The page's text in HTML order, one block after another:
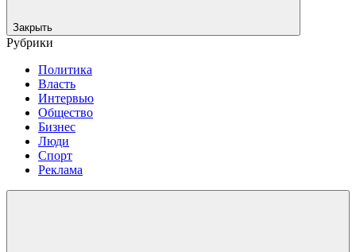
Закрыть
Рубрики
Политика
Власть
Интервью
Общество
Бизнес
Люди
Спорт
Реклама